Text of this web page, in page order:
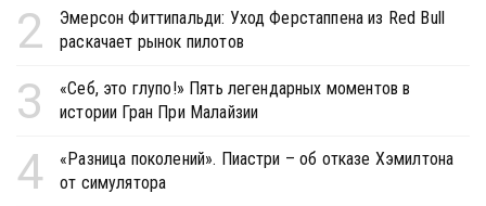
2
Эмерсон Фиттипальди: Уход Ферстаппена из Red Bull
раскачает рынок пилотов
3
«Себ, это глупо!» Пять легендарных моментов в
истории Гран При Малайзии
4
«Разница поколений». Пиастри – об отказе Хэмилтона
от симулятора